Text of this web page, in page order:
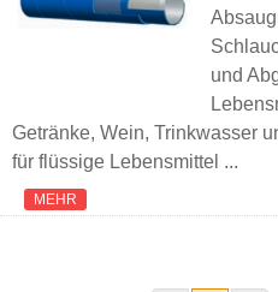
und
Getränke, Wein, Trinkwasser
für flüssige Lebensmittel ...
MEHR